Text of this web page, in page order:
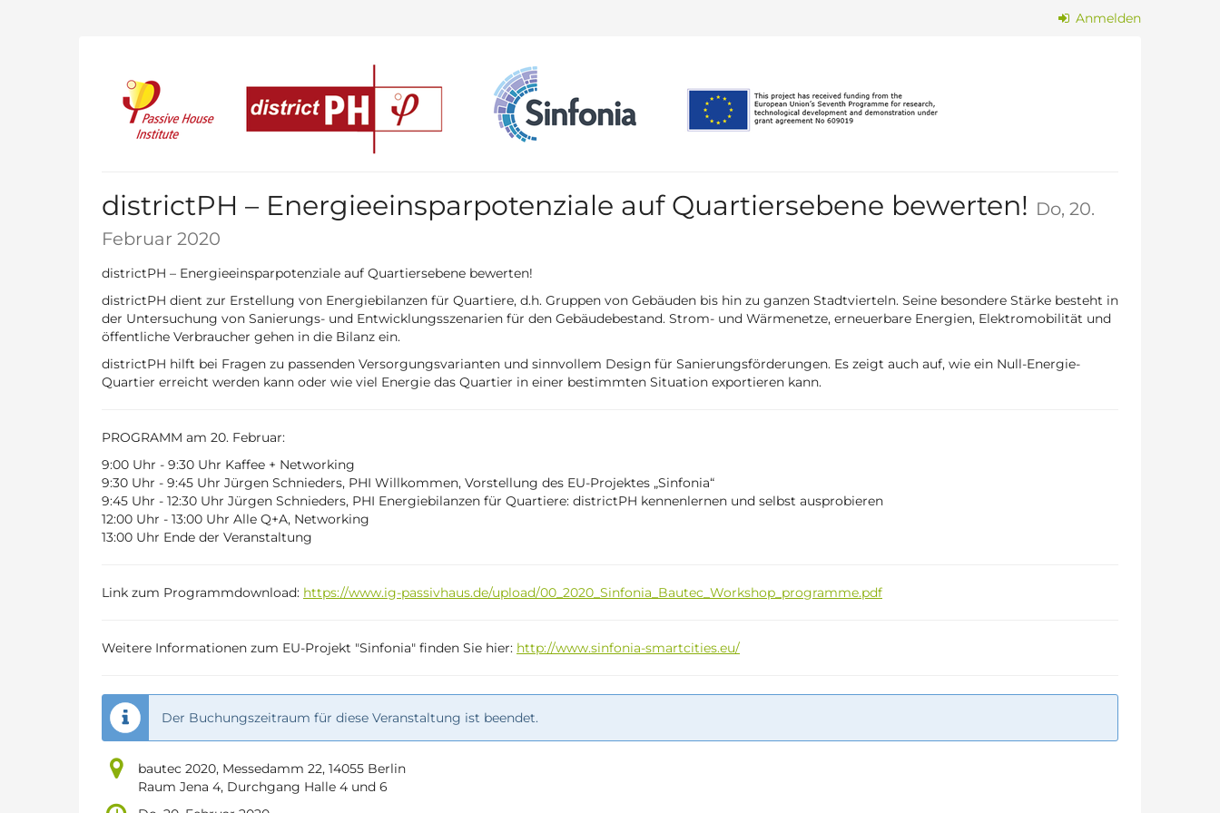
Anmelden
districtPH – Energieeinsparpotenziale auf Quartiersebene bewerten! Do, 20.
Februar 2020
districtPH – Energieeinsparpotenziale auf Quartiersebene bewerten!
districtPH dient zur Erstellung von Energiebilanzen für Quartiere, d.h. Gruppen von Gebäuden bis hin zu ganzen Stadtvierteln. Seine besondere Stärke besteht in
der Untersuchung von Sanierungs- und Entwicklungsszenarien für den Gebäudebestand. Strom- und Wärmenetze, erneuerbare Energien, Elektromobilität und
öffentliche Verbraucher gehen in die Bilanz ein.
districtPH hilft bei Fragen zu passenden Versorgungsvarianten und sinnvollem Design für Sanierungsförderungen. Es zeigt auch auf, wie ein Null-Energie-
Quartier erreicht werden kann oder wie viel Energie das Quartier in einer bestimmten Situation exportieren kann.
PROGRAMM am 20. Februar:
9:00 Uhr - 9:30 Uhr Kaffee + Networking
9:30 Uhr - 9:45 Uhr Jürgen Schnieders, PHI Willkommen, Vorstellung des EU-Projektes „Sinfonia“
9:45 Uhr - 12:30 Uhr Jürgen Schnieders, PHI Energiebilanzen für Quartiere: districtPH kennenlernen und selbst ausprobieren
12:00 Uhr - 13:00 Uhr Alle Q+A, Networking
13:00 Uhr Ende der Veranstaltung
Link zum Programmdownload: https://www.ig-passivhaus.de/upload/00_2020_Sinfonia_Bautec_Workshop_programme.pdf
Weitere Informationen zum EU-Projekt "Sinfonia" finden Sie hier: http://www.sinfonia-smartcities.eu/
Der Buchungszeitraum für diese Veranstaltung ist beendet.
bautec 2020, Messedamm 22, 14055 Berlin
Raum Jena 4, Durchgang Halle 4 und 6